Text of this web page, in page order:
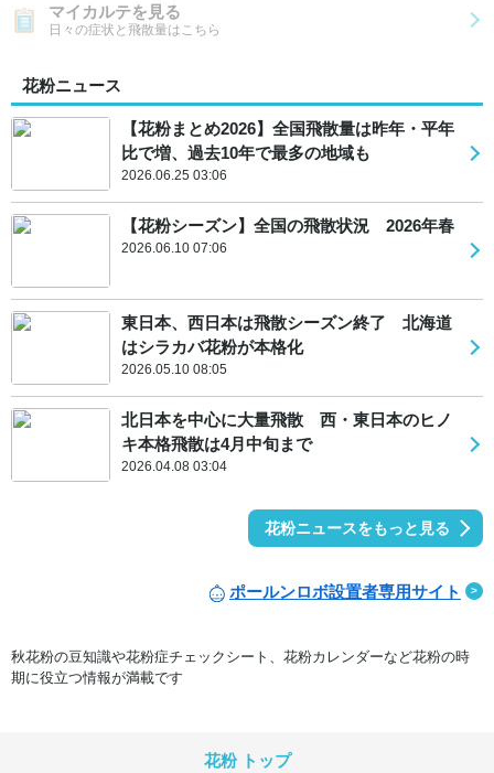
マイカルテを見る
日々の症状と飛散量はこちら
花粉ニュース
【花粉まとめ2026】全国飛散量は昨年・平年
比で増、過去10年で最多の地域も
2026.06.25 03:06
【花粉シーズン】全国の飛散状況 2026年春
2026.06.10 07:06
東日本、西日本は飛散シーズン終了 北海道
はシラカバ花粉が本格化
2026.05.10 08:05
北日本を中心に大量飛散 西・東日本のヒノ
キ本格飛散は4月中旬まで
2026.04.08 03:04
花粉ニュースをもっと見る
ポールンロボ設置者専用サイト
秋花粉の豆知識や花粉症チェックシート、花粉カレンダーなど花粉の時
期に役立つ情報が満載です
花粉 トップ